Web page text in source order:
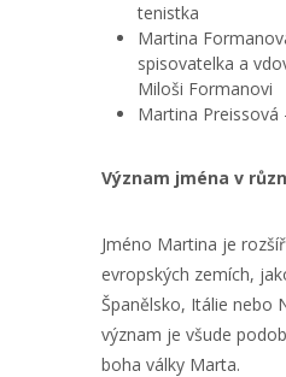
tenistka
Martina
spisovatelka a
Miloši Formanovi
Martina Preissová
Význam jména v
Jméno Martina je
evropských zemích,
Španělsko, Itálie nebo
význam je všude
boha války Marta.